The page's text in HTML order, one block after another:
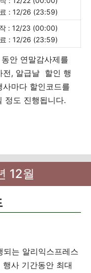
: 12/26 (23:59)
: 12/23 (00:00)
: 12/26 (23:59)
안 연말감사제를
전, 알급날 할인 행
마다 할인코드를
정도 진행됩니다.
12월
는 알리익스프레스
사 기간동안 최대